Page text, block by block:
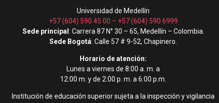
Universidad de Medellín
+57 (604) 590 45 00 – +57 (604) 590 6999
Sede principal: Carrera 87 N° 30 – 65, Medellín – Colombia.
Sede Bogotá: Calle 57 # 9-52, Chapinero.
Horario de atención:
Lunes a viernes de 8:00 a. m. a
12:00 m. y de 2:00 p. m. a 6:00 p.m.
Institución de educación superior sujeta a la inspección y vigilancia